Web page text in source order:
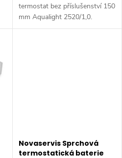
termostat bez příslušenství 150
mm Aqualight 2520/1,0.
Odolná termostatická kartuše
Novaservis Sprchová
termostatická baterie